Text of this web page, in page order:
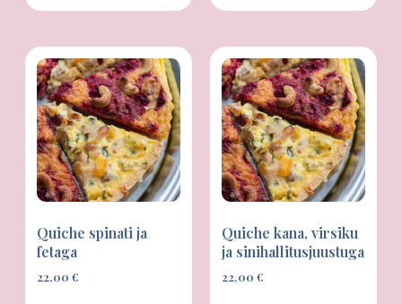
Quiche spinati ja
fetaga
22,00 €
Quiche kana, virsiku
ja sinihallitusjuustuga
22,00 €